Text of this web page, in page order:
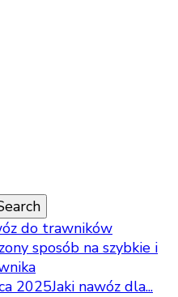
do trawników
sposób na szybkie i
2025Jaki nawóz dla...